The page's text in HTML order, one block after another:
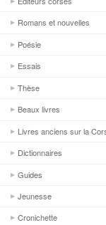
Romans et nouvelles
Poésie
Essais
Thèse
Beaux livres
Livres anciens sur la
Dictionnaires
Guides
Jeunesse
Cronichette